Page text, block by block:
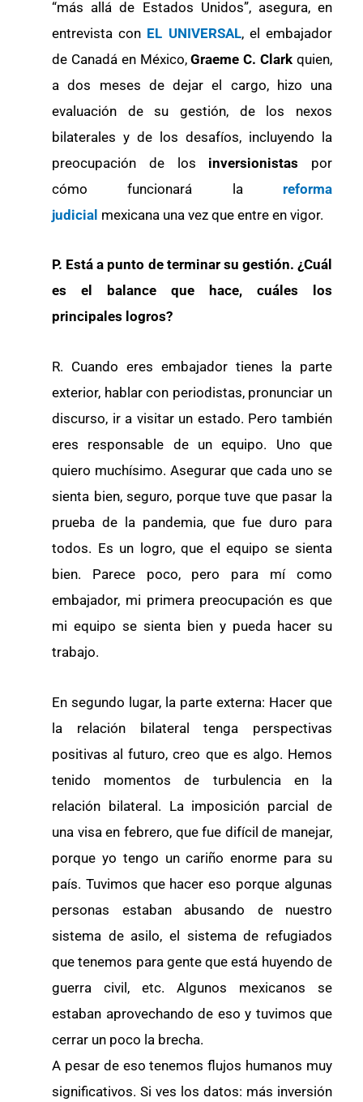
“más allá de Estados Unidos”, asegura, en
entrevista con EL UNIVERSAL, el embajador
de Canadá en México,Graeme C. Clark quien,
a dos meses de dejar el cargo, hizo una
evaluación de su gestión, de los nexos
bilaterales y de los desafíos, incluyendo la
preocupación de los inversionistas por
cómo funcionará la
reforma
judicial mexicana una vez que entre en vigor.
P. Está a punto de terminar su gestión. ¿Cuál
es el balance que hace, cuáles los
principales logros?
R. Cuando eres embajador tienes la parte
exterior, hablar con periodistas, pronunciar un
discurso, ir a visitar un estado. Pero también
eres responsable de un equipo. Uno que
quiero muchísimo. Asegurar que cada uno se
sienta bien, seguro, porque tuve que pasar la
prueba de la pandemia, que fue duro para
todos. Es un logro, que el equipo se sienta
bien. Parece poco, pero para mí como
embajador, mi primera preocupación es que
mi equipo se sienta bien y pueda hacer su
trabajo.
En segundo lugar, la parte externa: Hacer que
la relación bilateral tenga perspectivas
positivas al futuro, creo que es algo. Hemos
tenido momentos de turbulencia en la
relación bilateral. La imposición parcial de
una visa en febrero, que fue difícil de manejar,
porque yo tengo un cariño enorme para su
país. Tuvimos que hacer eso porque algunas
personas estaban abusando de nuestro
sistema de asilo, el sistema de refugiados
que tenemos para gente que está huyendo de
guerra civil, etc. Algunos mexicanos se
estaban aprovechando de eso y tuvimos que
cerrar un poco la brecha.
A pesar de eso tenemos flujos humanos muy
significativos. Si ves los datos: más inversión